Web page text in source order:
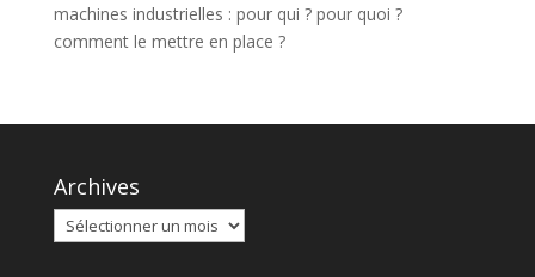
machines industrielles : pour qui ? pour quoi ?
comment le mettre en place ?
Archives